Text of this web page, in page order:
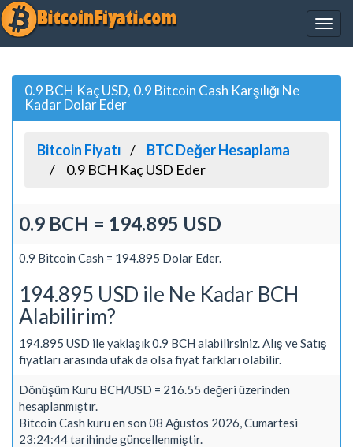
0.9 BCH Kaç USD, 0.9 Bitcoin Cash Karşılığı Ne
Kadar Dolar Eder
Bitcoin Fiyatı
BTC Değer Hesaplama
0.9 BCH Kaç USD Eder
0.9 BCH = 194.895 USD
0.9 Bitcoin Cash = 194.895 Dolar Eder.
194.895 USD ile Ne Kadar BCH
Alabilirim?
194.895 USD ile yaklaşık 0.9 BCH alabilirsiniz. Alış ve Satış
fiyatları arasında ufak da olsa fiyat farkları olabilir.
Dönüşüm Kuru BCH/USD = 216.55 değeri üzerinden
hesaplanmıştır.
Bitcoin Cash kuru en son 08 Ağustos 2026, Cumartesi
23:24:44 tarihinde güncellenmiştir.